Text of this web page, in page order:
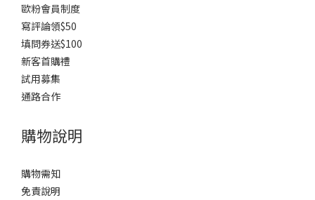
歐粉會員制度
寫評論領$50
填問券送$100
新客首購禮
試用募集
通路合作
購物說明
購物需知
免責說明